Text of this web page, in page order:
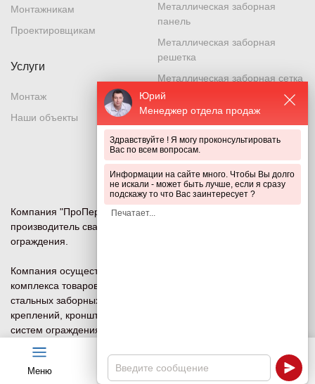
Меню Каталог Калькулятор Чат
Юрий
Менеджер отдела продаж
Здравствуйте ! Я могу проконсультировать
Вас по всем вопросам.
Информации на сайте много. Чтобы Вы долго
не искали - может быть лучше, если я сразу
подскажу то что Вас заинтересует ?
Компания "ПроПериметр" — ведущий российский
производитель сварных сетчатых 3D и 2D панелей
ограждения.
Компания осуществляет изготовление и продажу всего
комплекса товаров для систем ограждений под ключ:
стальных заборных сеток, ворот, калиток, столбов (опор),
креплений, кронштейнов (наверший) и других компонентов
систем ограждения и безопасности периметра для
объектов любого назначения.
Политика конфиденциальности
Металлическая заборная
панель
Металлическая заборная
решетка
Металлическая заборная сетка
Металлическая секция
Металлическое ограждение
Система ограждений
Монтажникам
Проектировщикам
Услуги
Монтаж
Наши объекты